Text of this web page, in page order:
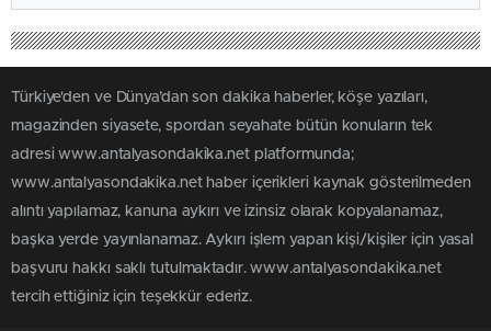
Türkiye'den ve Dünya’dan son dakika haberler, köşe yazıları,
magazinden siyasete, spordan seyahate bütün konuların tek
adresi www.antalyasondakika.net platformunda;
www.antalyasondakika.net haber içerikleri kaynak gösterilmeden
alıntı yapılamaz, kanuna aykırı ve izinsiz olarak kopyalanamaz,
başka yerde yayınlanamaz. Aykırı işlem yapan kişi/kişiler için yasal
başvuru hakkı saklı tutulmaktadır. www.antalyasondakika.net
tercih ettiğiniz için teşekkür ederiz.